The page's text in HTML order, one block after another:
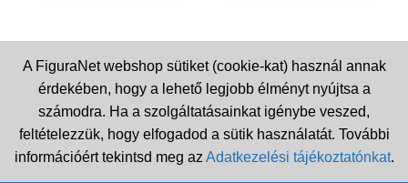
A FiguraNet webshop sütiket (cookie-kat) használ annak
érdekében, hogy a lehető legjobb élményt nyújtsa a
számodra. Ha a szolgáltatásainkat igénybe veszed,
feltételezzük, hogy elfogadod a sütik használatát. További
információért tekintsd meg az Adatkezelési tájékoztatónkat.